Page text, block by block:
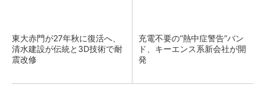
東大赤門が27年秋に復活へ、
清水建設が伝統と3D技術で耐
震改修
充電不要の“熱中症警告”バン
ド、キーエンス系新会社が開
発